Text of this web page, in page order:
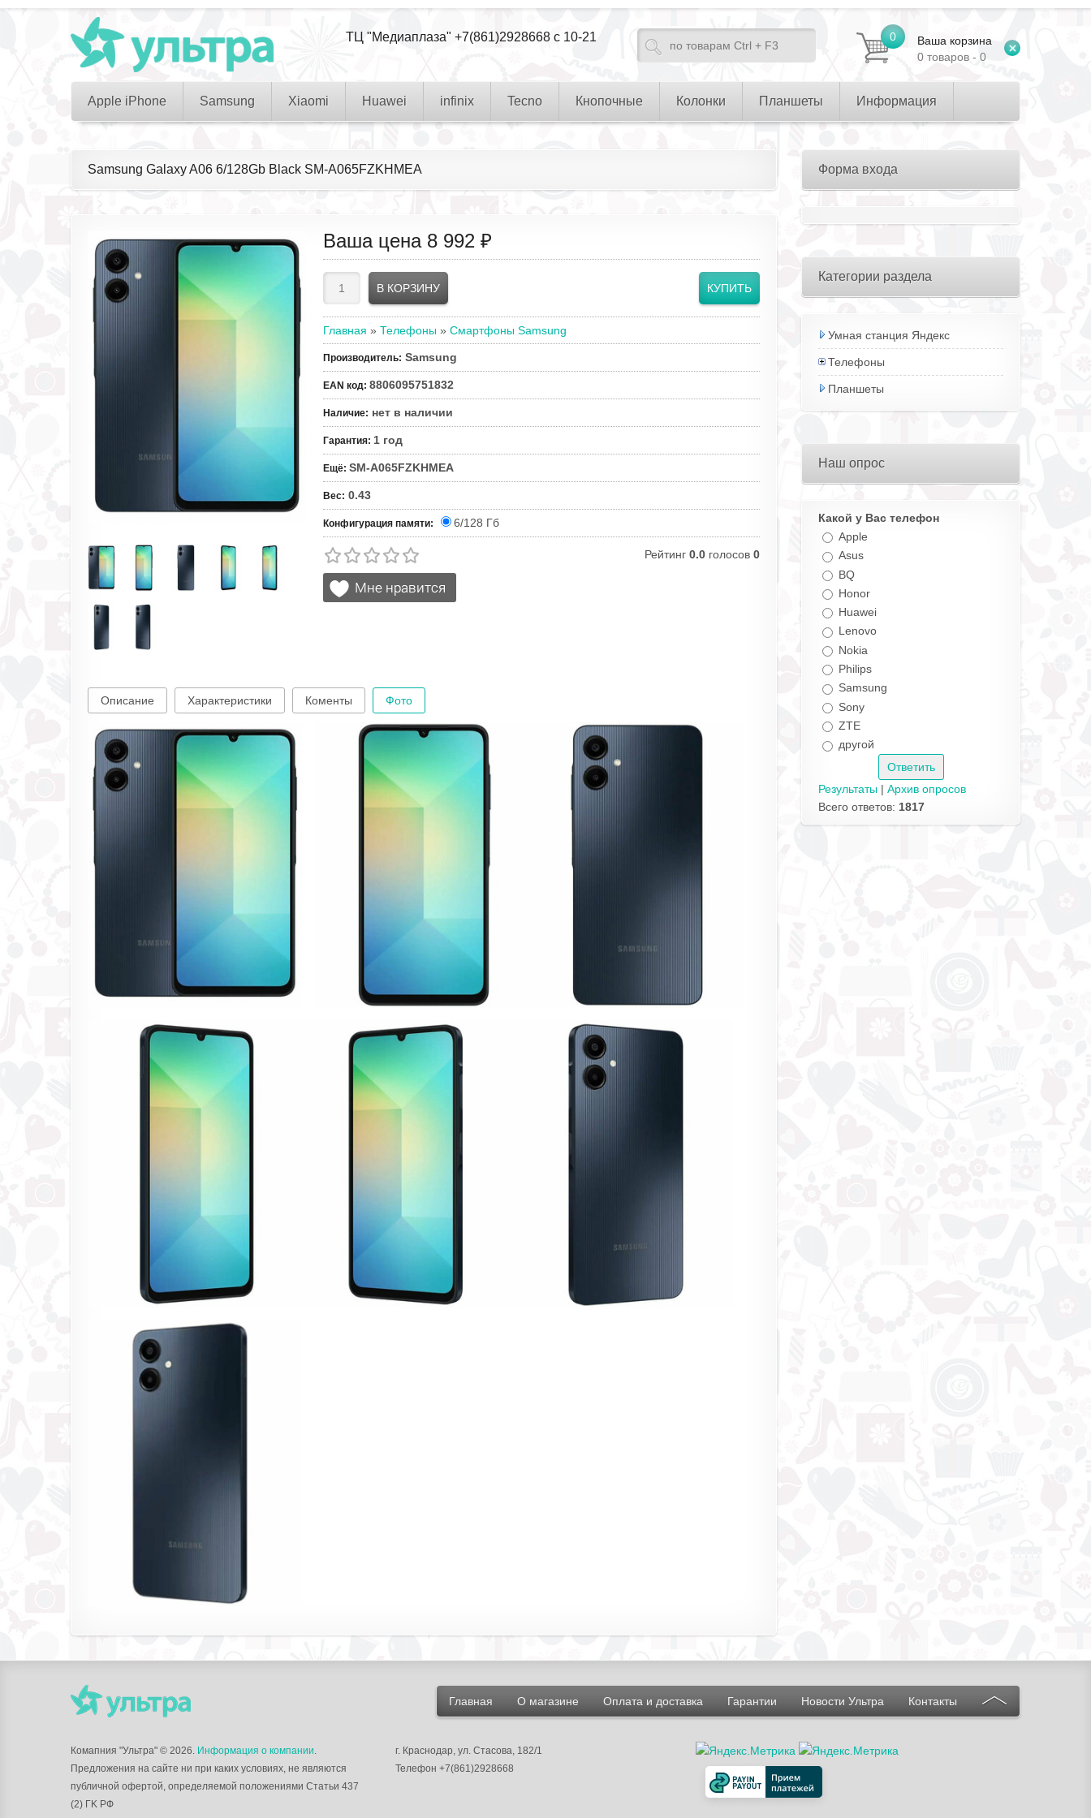
0
Ваша корзина
0 товаров - 0
ТЦ "Медиаплаза" +7(861)2928668 с 10-21
Apple iPhone Samsung Xiaomi Huawei infinix Tecno Кнопочные Колонки Планшеты Информация
Samsung Galaxy A06 6/128Gb Black SM-A065FZKHMEA
Ваша цена 8 992 ₽
Главная » Телефоны » Смартфоны Samsung
Производитель: Samsung
EAN код: 8806095751832
Наличие: нет в наличии
Гарантия: 1 год
Ещё: SM-A065FZKHMEA
Вес: 0.43
Конфигурация памяти: 6/128 Гб
Рейтинг 0.0 голосов 0
Описание Характеристики Коменты Фото
Форма входа
Категории раздела
Умная станция Яндекс
Телефоны
Планшеты
Наш опрос
Какой у Вас телефон
Apple
Asus
BQ
Honor
Huawei
Lenovo
Nokia
Philips
Samsung
Sony
ZTE
другой
Результаты | Архив опросов
Всего ответов: 1817
Главная О магазине Оплата и доставка Гарантии Новости Ультра Контакты
Комапния "Ультра" © 2026. Информация о компании.
Предложения на сайте ни при каких условиях, не являются
публичной офертой, определяемой положениями Статьи 437
(2) ГK РФ
г. Краснодар, ул. Стасова, 182/1
Телефон +7(861)2928668